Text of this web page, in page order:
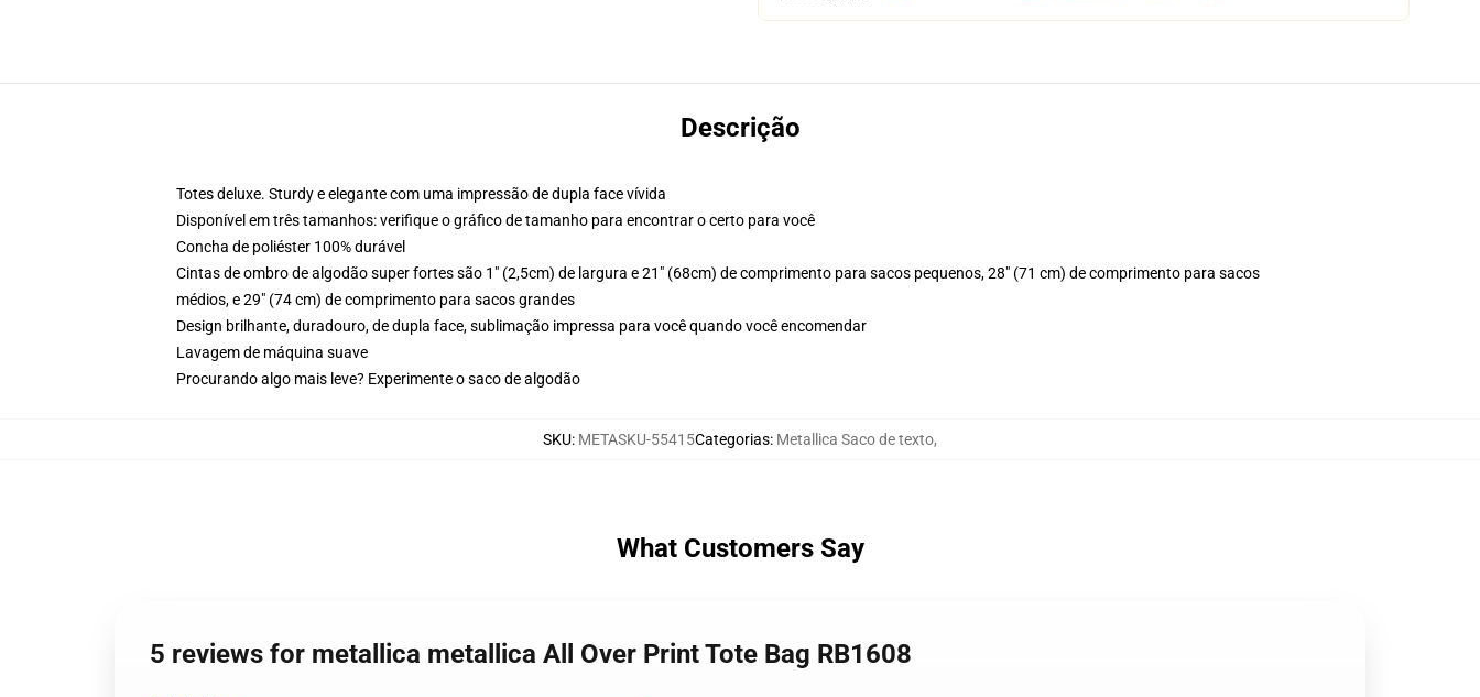
Descrição
Totes deluxe. Sturdy e elegante com uma impressão de dupla face vívida
Disponível em três tamanhos: verifique o gráfico de tamanho para encontrar o certo para você
Concha de poliéster 100% durável
Cintas de ombro de algodão super fortes são 1" (2,5cm) de largura e 21" (68cm) de comprimento para sacos pequenos, 28" (71 cm) de comprimento para sacos
médios, e 29" (74 cm) de comprimento para sacos grandes
Design brilhante, duradouro, de dupla face, sublimação impressa para você quando você encomendar
Lavagem de máquina suave
Procurando algo mais leve? Experimente o saco de algodão
SKU: METASKU-55415Categorias: Metallica Saco de texto,
What Customers Say
5 reviews for metallica metallica All Over Print Tote Bag RB1608